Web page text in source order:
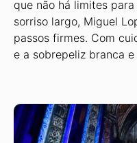
que não há limites
sorriso largo, Miguel
passos firmes. Com
e a sobrepeliz branca